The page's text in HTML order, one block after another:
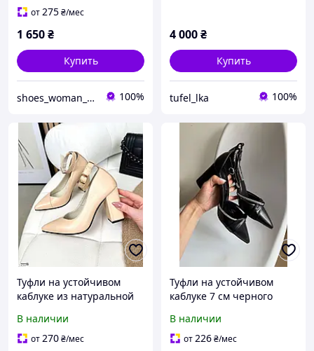
от275₴/мес
1 650₴
Купить
shoes_woman_ukraine 100%
4 000₴
Купить
tufel_lka 100%
Туфли на устойчивом
каблуке из натуральной
размеры 35-40 Украина
Brando
В наличии
от270₴/мес
Туфли на устойчивом
каблуке 7 см черного
офиса и вечерних
выходов
В наличии
от226₴/мес